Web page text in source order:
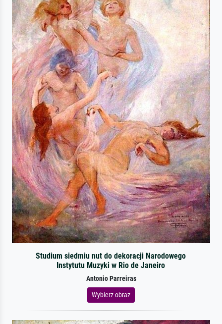
Studium siedmiu nut do dekoracji Narodowego
Instytutu Muzyki w Rio de Janeiro
Antonio Parreiras
Wybierz obraz